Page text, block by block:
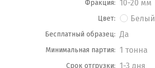
Фракция: 10-20 мм
Цвет: Белый
Бесплатный образец: Да
Минимальная партия: 1 тонна
Срок отгрузки: 1-3 дня